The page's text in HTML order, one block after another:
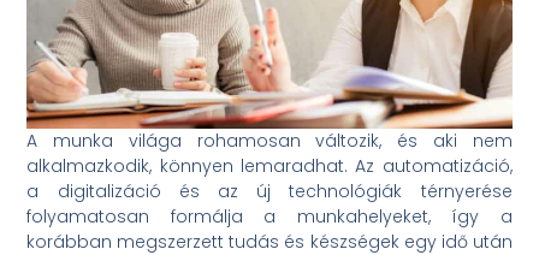
A munka világa rohamosan változik, és aki nem
alkalmazkodik, könnyen lemaradhat. Az automatizáció,
a digitalizáció és az új technológiák térnyerése
folyamatosan formálja a munkahelyeket, így a
korábban megszerzett tudás és készségek egy idő után